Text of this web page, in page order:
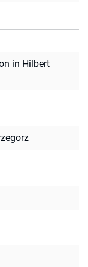
in Hilbert